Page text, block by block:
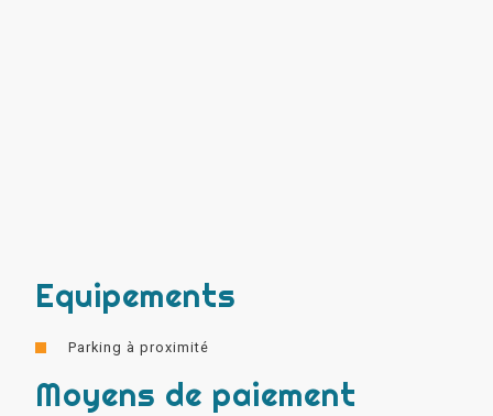
Equipements
Parking à proximité
Moyens de paiement